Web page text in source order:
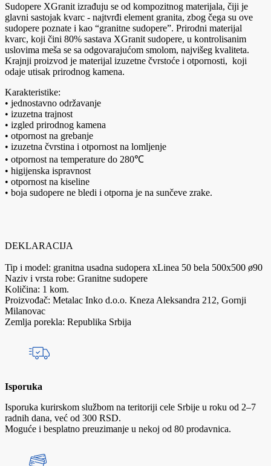
Sudopere XGranit izrađuju se od kompozitnog materijala, čiji je
glavni sastojak kvarc - najtvrđi element granita, zbog čega su ove
sudopere poznate i kao “granitne sudopere”. Prirodni materijal
kvarc, koji čini 80% sastava XGranit sudopere, u kontrolisanim
uslovima meša se sa odgovarajućom smolom, najvišeg kvaliteta.
Krajnji proizvod je materijal izuzetne čvrstoće i otpornosti, koji
odaje utisak prirodnog kamena.
Karakteristike:
• jednostavno održavanje
• izuzetna trajnost
• izgled prirodnog kamena
• otpornost na grebanje
• izuzetna čvrstina i otpornost na lomljenje
• otpornost na temperature do 280℃
• higijenska ispravnost
• otpornost na kiseline
• boja sudopere ne bledi i otporna je na sunčeve zrake.
DEKLARACIJA
Tip i model: granitna usadna sudopera xLinea 50 bela 500x500 ø90
Naziv i vrsta robe: Granitne sudopere
Količina: 1 kom.
Proizvođač: Metalac Inko d.o.o. Kneza Aleksandra 212, Gornji
Milanovac
Zemlja porekla: Republika Srbija
Isporuka
Isporuka kurirskom službom na teritoriji cele Srbije u roku od 2–7
radnih dana, već od 300 RSD.
Moguće i besplatno preuzimanje u nekoj od 80 prodavnica.